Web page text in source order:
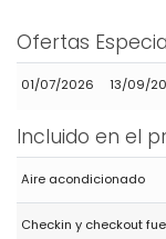
Ofertas
01/07/2026 13/09/
Incluido en el
Aire acondicionado
Checkin y checkout